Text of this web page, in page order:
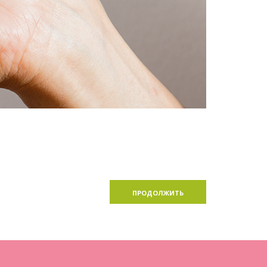
ПРОДОЛЖИТЬ